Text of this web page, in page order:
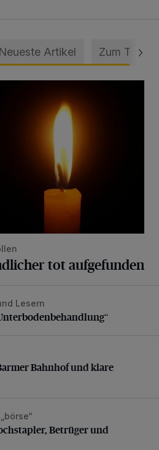
Neueste Artikel Zum Thema
tot aufgefunden
Lesern
Bahnhof und klare Ansage
Bahnhof und klare
Betrüger und Blender
Betrüger und